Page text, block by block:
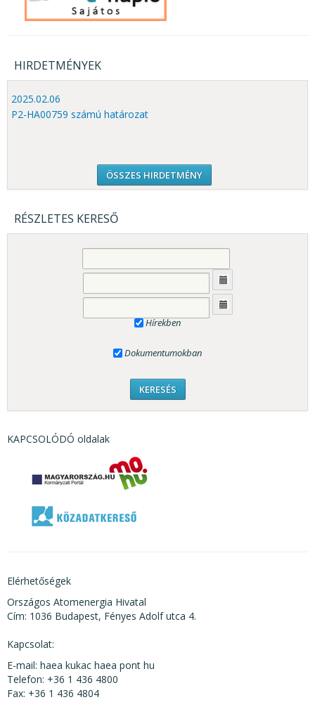
HIRDETMÉNYEK
2025.02.06
P2-HA00759 számú határozat
ÖSSZES HIRDETMÉNY
RÉSZLETES KERESŐ
Hírekben
Dokumentumokban
KAPCSOLÓDÓ oldalak
Elérhetőségek
Országos Atomenergia Hivatal
Cím: 1036 Budapest, Fényes Adolf utca 4.
Kapcsolat:
E-mail: haea kukac haea pont hu
Telefon: +36 1 436 4800
Fax: +36 1 436 4804